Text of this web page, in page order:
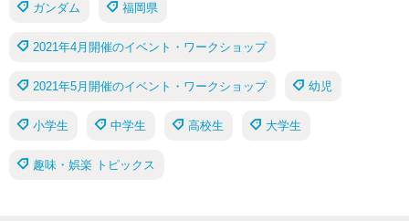
ガンダム 福岡県
2021年4月開催のイベント・ワークショップ
2021年5月開催のイベント・ワークショップ 幼児
小学生 中学生 高校生 大学生
趣味・娯楽 トピックス